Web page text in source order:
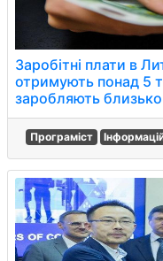
Заробітні плати в
отримують понад 5
заробляють
Програміст